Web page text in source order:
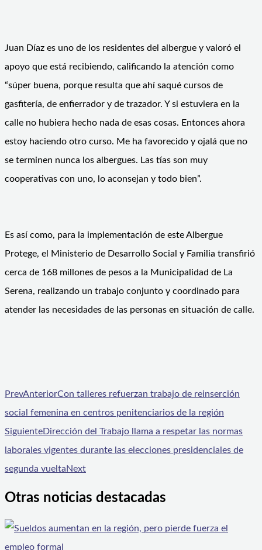
Juan Díaz es uno de los residentes del albergue y valoró el
apoyo que está recibiendo, calificando la atención como
“súper buena, porque resulta que ahí saqué cursos de
gasfitería, de enfierrador y de trazador. Y si estuviera en la
calle no hubiera hecho nada de esas cosas. Entonces ahora
estoy haciendo otro curso. Me ha favorecido y ojalá que no
se terminen nunca los albergues. Las tías son muy
cooperativas con uno, lo aconsejan y todo bien”.
Es así como, para la implementación de este Albergue
Protege, el Ministerio de Desarrollo Social y Familia transfirió
cerca de 168 millones de pesos a la Municipalidad de La
Serena, realizando un trabajo conjunto y coordinado para
atender las necesidades de las personas en situación de calle.
PrevAnteriorCon talleres refuerzan trabajo de reinserción
social femenina en centros penitenciarios de la región
SiguienteDirección del Trabajo llama a respetar las normas
laborales vigentes durante las elecciones presidenciales de
segunda vueltaNext
Otras noticias destacadas